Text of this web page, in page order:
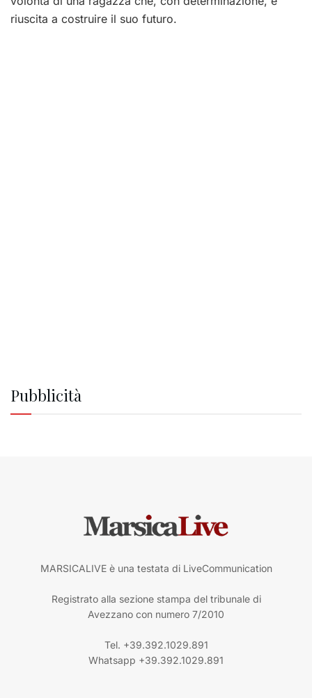
riuscita a costruire il suo futuro.
Pubblicità
MARSICALIVE è una testata di LiveCommunication
Registrato alla sezione stampa del tribunale di
Avezzano con numero 7/2010
Tel. +39.392.1029.891
Whatsapp +39.392.1029.891